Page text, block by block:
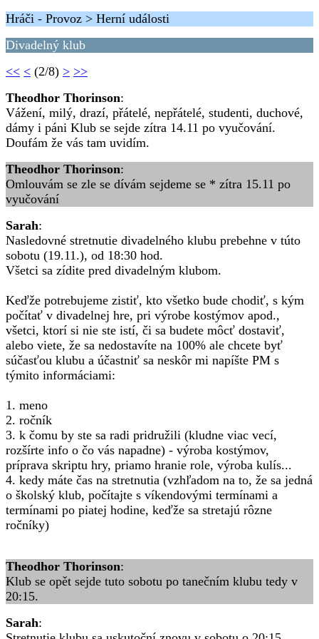
Hráči - Provoz > Herní události
Divadelný klub
<< < (2/8) > >>
Theodhor Thorinson:
Vážení, milý, drazí, přátelé, nepřátelé, studenti, duchové,
dámy i páni Klub se sejde zítra 14.11 po vyučování.
Doufám že vás tam uvidím.
Theodhor Thorinson:
Omlouvám se zle se dívám sejdeme se * zítra 15.11 po
vyučování
Sarah:
Nasledovné stretnutie divadelného klubu prebehne v túto
sobotu (19.11.), od 18:30 hod.
Všetci sa zídite pred divadelným klubom.
Keďže potrebujeme zistiť, kto všetko bude chodiť, s kým
počítať v divadelnej hre, pri výrobe kostýmov apod.,
všetci, ktorí si nie ste istí, či sa budete môcť dostaviť,
alebo viete, že sa nedostavíte na 100% ale chcete byť
súčasťou klubu a účastniť sa neskôr mi napíšte PM s
týmito informáciami:
1. meno
2. ročník
3. k čomu by ste sa radi pridružili (kludne viac vecí,
rozšírte info o čo vás napadne) - výroba kostýmov,
príprava skriptu hry, priamo hranie role, výroba kulís...
4. kedy máte čas na stretnutia (vzhľadom na to, že sa jedná
o školský klub, počítajte s víkendovými termínami a
termínami po piatej hodine, keďže sa stretajú rôzne
ročníky)
Theodhor Thorinson:
Klub se opět sejde tuto sobotu po tanečním klubu tedy v
20:15.
Sarah: